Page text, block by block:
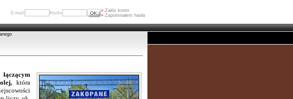
E-mail Hasło » Załóż konto
» Zapomniałem hasła
która